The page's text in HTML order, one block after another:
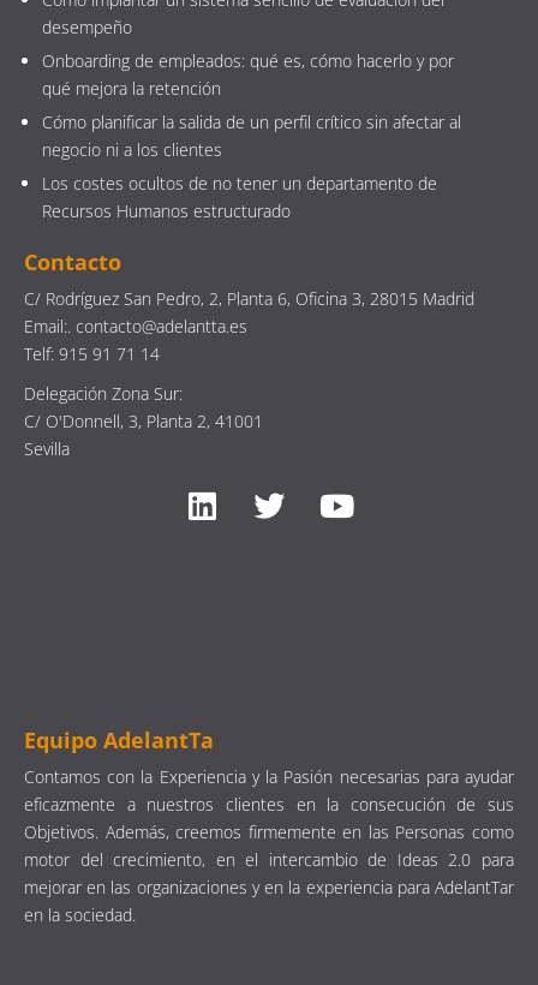
desempeño
Onboarding de empleados: qué es, cómo hacerlo y por
qué mejora la retención
Cómo planificar la salida de un perfil crítico sin afectar al
negocio ni a los clientes
Los costes ocultos de no tener un departamento de
Recursos Humanos estructurado
Contacto
C/ Rodríguez San Pedro, 2, Planta 6, Oficina 3, 28015 Madrid
Email:. contacto@adelantta.es
Telf: 915 91 71 14
Delegación Zona Sur:
C/ O'Donnell, 3, Planta 2, 41001
Sevilla
Equipo AdelantTa
Contamos con la Experiencia y la Pasión necesarias para ayudar
eficazmente a nuestros clientes en la consecución de sus
Objetivos. Además, creemos firmemente en las Personas como
motor del crecimiento, en el intercambio de Ideas 2.0 para
mejorar en las organizaciones y en la experiencia para AdelantTar
en la sociedad.